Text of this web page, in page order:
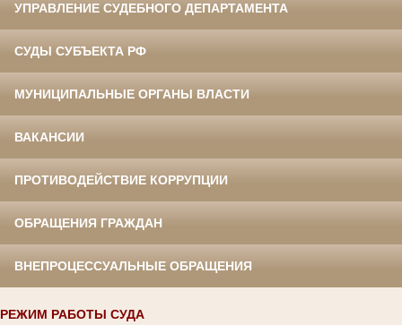
УПРАВЛЕНИЕ СУДЕБНОГО ДЕПАРТАМЕНТА
СУДЫ СУБЪЕКТА РФ
МУНИЦИПАЛЬНЫЕ ОРГАНЫ ВЛАСТИ
ВАКАНСИИ
ПРОТИВОДЕЙСТВИЕ КОРРУПЦИИ
ОБРАЩЕНИЯ ГРАЖДАН
ВНЕПРОЦЕССУАЛЬНЫЕ ОБРАЩЕНИЯ
РЕЖИМ РАБОТЫ СУДА